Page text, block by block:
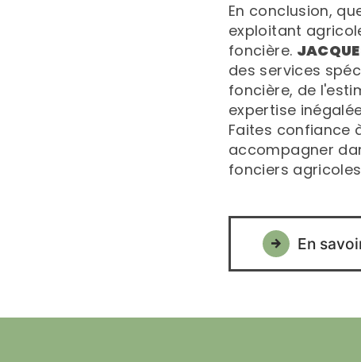
En conclusion,
exploitant
foncière.
des services
foncière, de
expertise
Faites confiance
accompagner
fonciers
En